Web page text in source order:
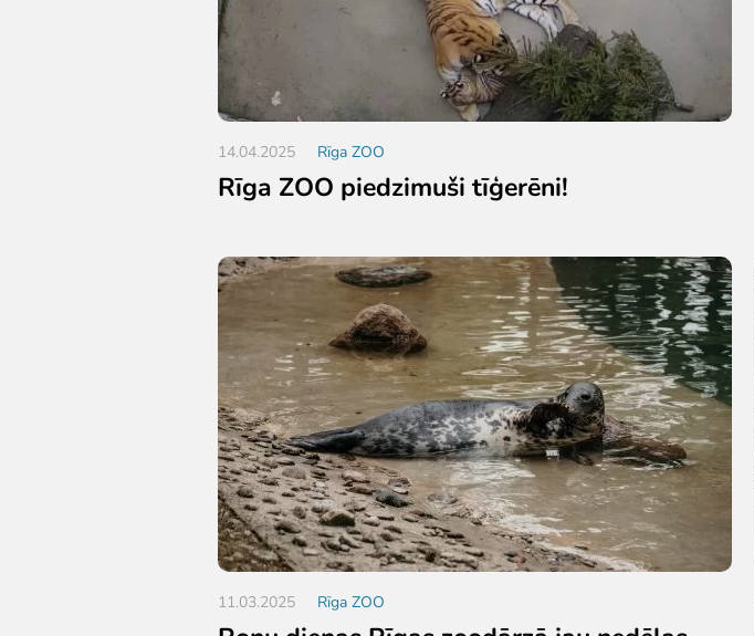
14.04.2025 Rīga ZOO
Rīga ZOO piedzimuši tīģerēni!
11.03.2025 Rīga ZOO